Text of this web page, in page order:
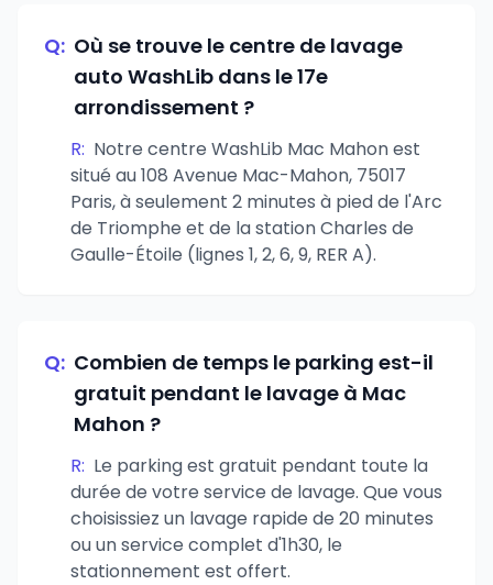
Q: Où se trouve le centre de lavage
auto WashLib dans le 17e
arrondissement ?
R: Notre centre WashLib Mac Mahon est
situé au 108 Avenue Mac-Mahon, 75017
Paris, à seulement 2 minutes à pied de l'Arc
de Triomphe et de la station Charles de
Gaulle-Étoile (lignes 1, 2, 6, 9, RER A).
Q: Combien de temps le parking est-il
gratuit pendant le lavage à Mac
Mahon ?
R: Le parking est gratuit pendant toute la
durée de votre service de lavage. Que vous
choisissiez un lavage rapide de 20 minutes
ou un service complet d'1h30, le
stationnement est offert.